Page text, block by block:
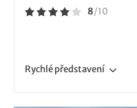
8/10
Rychlépředstavení